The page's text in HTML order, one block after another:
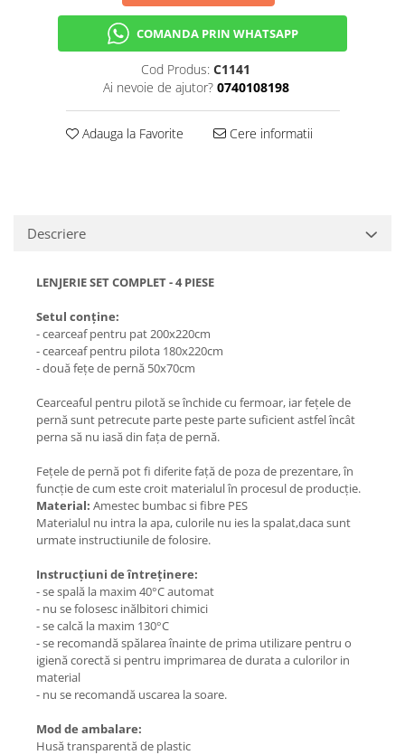
COMANDA PRIN WHATSAPP
Cod Produs: C1141
Ai nevoie de ajutor? 0740108198
Adauga la Favorite Cere informatii
Descriere
LENJERIE SET COMPLET - 4 PIESE
Setul conține:
- cearceaf pentru pat 200x220cm
- cearceaf pentru pilota 180x220cm
- două fețe de pernă 50x70cm
Cearceaful pentru pilotă se închide cu fermoar, iar fețele de
pernă sunt petrecute parte peste parte suficient astfel încât
perna să nu iasă din fața de pernă.
Fețele de pernă pot fi diferite față de poza de prezentare, în
funcție de cum este croit materialul în procesul de producție.
Material: Amestec bumbac si fibre PES
Materialul nu intra la apa, culorile nu ies la spalat,daca sunt
urmate instructiunile de folosire.
Instrucțiuni de întreținere:
- se spală la maxim 40°C automat
- nu se folosesc inălbitori chimici
- se calcă la maxim 130°C
- se recomandă spălarea înainte de prima utilizare pentru o
igienă corectă si pentru imprimarea de durata a culorilor in
material
- nu se recomandă uscarea la soare.
Mod de ambalare:
Husă transparentă de plastic